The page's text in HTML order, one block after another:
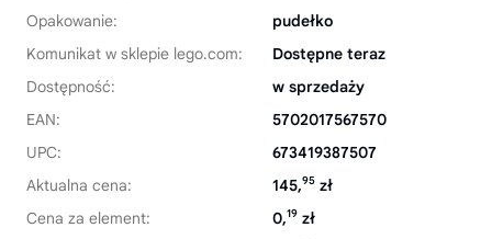
Opakowanie:
pudełko
Komunikat w sklepie lego.com:
Dostępne teraz
Dostępność:
w sprzedaży
EAN:
5702017567570
UPC:
673419387507
Aktualna cena:
145,95 zł
Cena za element:
0,19 zł